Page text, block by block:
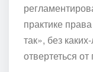
практике
так», без
отвертеться